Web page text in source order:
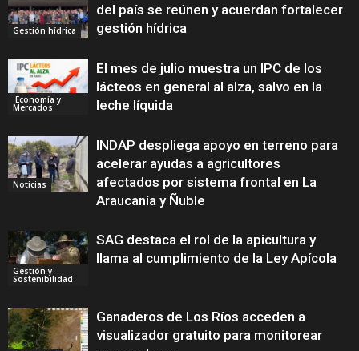
Gestión hídrica
del país se reúnen y acuerdan fortalecer
gestión hídrica
Economía y
Mercados
El mes de julio muestra un IPC de los
lácteos en general al alza, salvo en la
leche líquida
Noticias
INDAP despliega apoyo en terreno para
acelerar ayudas a agricultores
afectados por sistema frontal en La
Araucanía y Ñuble
Gestión y
Sostenibilidad
SAG destaca el rol de la apicultura y
llama al cumplimiento de la Ley Apícola
Ganaderos de Los Ríos acceden a
visualizador gratuito para monitorear